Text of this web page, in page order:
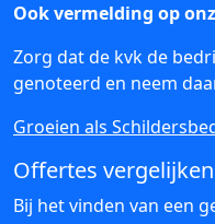
Ook vermelding op
Zorg dat de kvk de
genoteerd en neem
Groeien als
Offertes vergelijken
Bij het vinden van een